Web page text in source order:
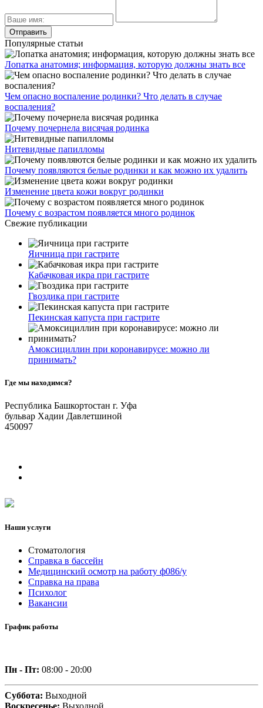
Популярные статьи
Лопатка анатомия; информация, которую должны знать все
Чем опасно воспаление родинки? Что делать в случае
воспаления?
Почему почернела висячая родинка
Нитевидные папилломы
Почему появляются белые родинки и как можно их удалить
Изменение цвета кожи вокруг родинки
Почему с возрастом появляется много родинок
Свежие публикации
Яичница при гастрите
Кабачковая икра при гастрите
Гвоздика при гастрите
Пекинская капуста при гастрите
Амоксициллин при коронавирусе: можно ли
принимать?
Где мы находимся?
Республика Башкортостан г. Уфа
бульвар Хадии Давлетшиной
450097
Наши услуги
Стоматология
Справка в бассейн
Медицинский осмотр на работу ф086/у
Справка на права
Психолог
Вакансии
График работы
Пн - Пт: 08:00 - 20:00
Суббота: Выходной
Воскресенье: Выходной